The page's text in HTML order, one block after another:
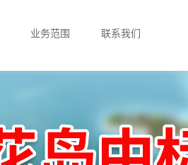
业务范围 联系我们